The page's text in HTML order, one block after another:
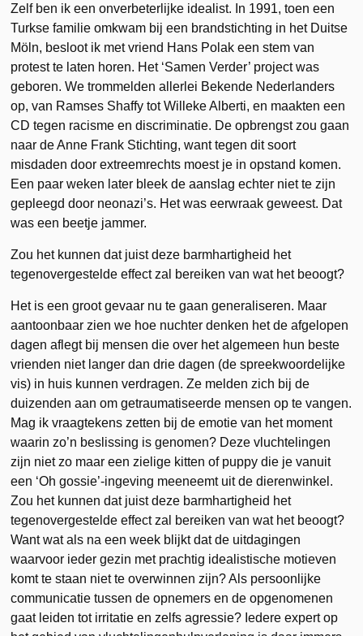
Zelf ben ik een onverbeterlijke idealist. In 1991, toen een
Turkse familie omkwam bij een brandstichting in het Duitse
Möln, besloot ik met vriend Hans Polak een stem van
protest te laten horen. Het ‘Samen Verder’ project was
geboren. We trommelden allerlei Bekende Nederlanders
op, van Ramses Shaffy tot Willeke Alberti, en maakten een
CD tegen racisme en discriminatie. De opbrengst zou gaan
naar de Anne Frank Stichting, want tegen dit soort
misdaden door extreemrechts moest je in opstand komen.
Een paar weken later bleek de aanslag echter niet te zijn
gepleegd door neonazi’s. Het was eerwraak geweest. Dat
was een beetje jammer.
Zou het kunnen dat juist deze barmhartigheid het
tegenovergestelde effect zal bereiken van wat het beoogt?
Het is een groot gevaar nu te gaan generaliseren. Maar
aantoonbaar zien we hoe nuchter denken het de afgelopen
dagen aflegt bij mensen die over het algemeen hun beste
vrienden niet langer dan drie dagen (de spreekwoordelijke
vis) in huis kunnen verdragen. Ze melden zich bij de
duizenden aan om getraumatiseerde mensen op te vangen.
Mag ik vraagtekens zetten bij de emotie van het moment
waarin zo’n beslissing is genomen? Deze vluchtelingen
zijn niet zo maar een zielige kitten of puppy die je vanuit
een ‘Oh gossie’-ingeving meeneemt uit de dierenwinkel.
Zou het kunnen dat juist deze barmhartigheid het
tegenovergestelde effect zal bereiken van wat het beoogt?
Want wat als na een week blijkt dat de uitdagingen
waarvoor ieder gezin met prachtig idealistische motieven
komt te staan niet te overwinnen zijn? Als persoonlijke
communicatie tussen de opnemers en de opgenomenen
gaat leiden tot irritatie en zelfs agressie? Iedere expert op